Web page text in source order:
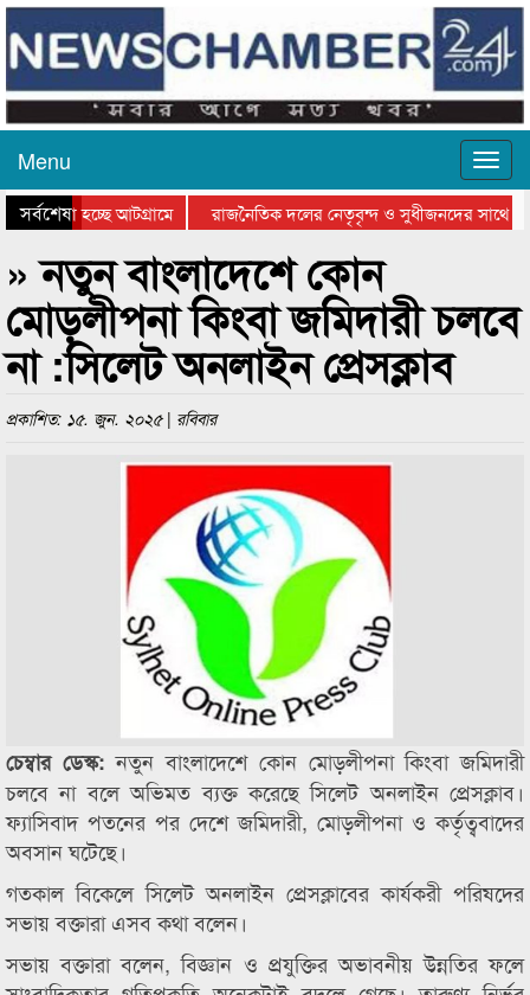
Menu
সর্বশেষহচ্ছে আটগ্রামে
রাজনৈতিক দলের নেতৃবৃন্দ ও সুধীজনদের সাথে
» নতুন বাংলাদেশে কোন
মোড়লীপনা কিংবা জমিদারী চলবে
না :সিলেট অনলাইন প্রেসক্লাব
প্রকাশিত: ১৫. জুন. ২০২৫ | রবিবার
চেম্বার ডেস্ক:নতুন বাংলাদেশে কোন মোড়লীপনা কিংবা জমিদারী
চলবে না বলে অভিমত ব্যক্ত করেছে সিলেট অনলাইন প্রেসক্লাব।
ফ্যাসিবাদ পতনের পর দেশে জমিদারী, মোড়লীপনা ও কর্তৃত্ববাদের
অবসান ঘটেছে।
গতকাল বিকেলে সিলেট অনলাইন প্রেসক্লাবের কার্যকরী পরিষদের
সভায় বক্তারা এসব কথা বলেন।
সভায় বক্তারা বলেন, বিজ্ঞান ও প্রযুক্তির অভাবনীয় উন্নতির ফলে